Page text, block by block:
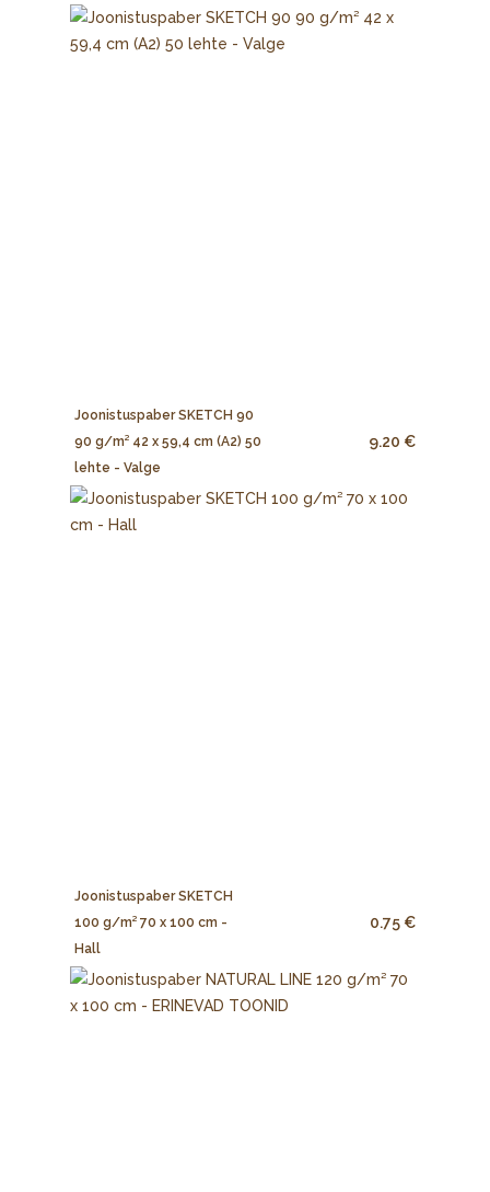
Joonistuspaber SKETCH 90
90 g/m² 42 x 59,4 cm (A2) 50
lehte - Valge
9.20 €
Joonistuspaber SKETCH
100 g/m² 70 x 100 cm -
Hall
0.75 €